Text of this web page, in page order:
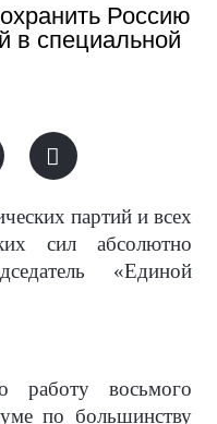
Россию
в специальной
партий и всех
сил абсолютно
«Единой
работу восьмого
по большинству